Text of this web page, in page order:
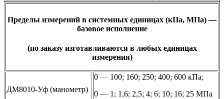
Пределы измерений в системных единицах (кПа, МПа) —
базовое исполнение
(по заказу изготавливаются в любых единицах
измерения)
ДМ8010-Уф (манометр)
0 — 100; 160; 250; 400; 600 кПа;
0 — 1; 1,6; 2,5; 4; 6; 10; 16; 25 МПа